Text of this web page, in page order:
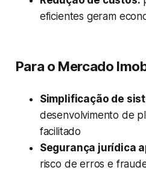
eficientes geram
Para o Mercado
Simplificação de
desenvolvimento de
facilitado
Segurança jurídica
risco de erros e